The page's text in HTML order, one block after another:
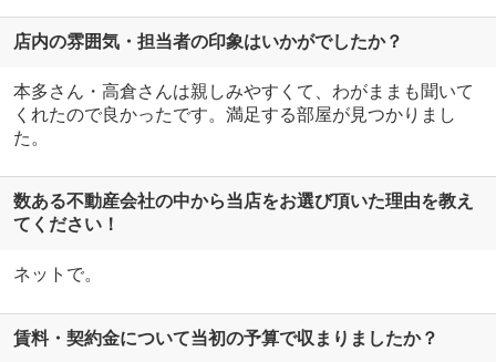
店内の雰囲気・担当者の印象はいかがでしたか？
本多さん・高倉さんは親しみやすくて、わがままも聞いて
くれたので良かったです。満足する部屋が見つかりまし
た。
数ある不動産会社の中から当店をお選び頂いた理由を教え
てください！
ネットで。
賃料・契約金について当初の予算で収まりましたか？